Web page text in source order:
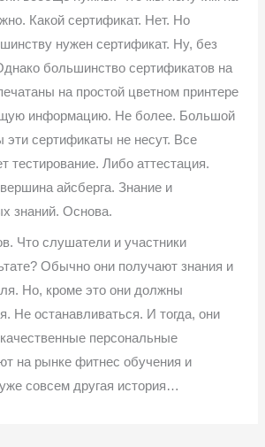
Какой сертификат. Нет. Но
нужен сертификат. Ну, без
большинство сертификатов на
на простой цветном принтере
информацию. Не более. Большой
эти сертификаты не несут. Все
тестирование. Либо аттестация.
айсберга. Знание и
знаний. Основа.
Что слушатели и участники
Обычно они получают знания и
Но, кроме это они должны
Не останавливаться. И тогда, они
персональные
на рынке фитнес обучения и
совсем другая история…